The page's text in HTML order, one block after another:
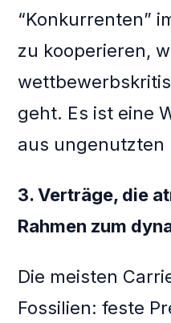
“Konkurrenten”
zu kooperieren,
geht. Es ist eine
aus ungenutzten
3. Verträge, die
Rahmen zum
Die meisten
Fossilien: feste